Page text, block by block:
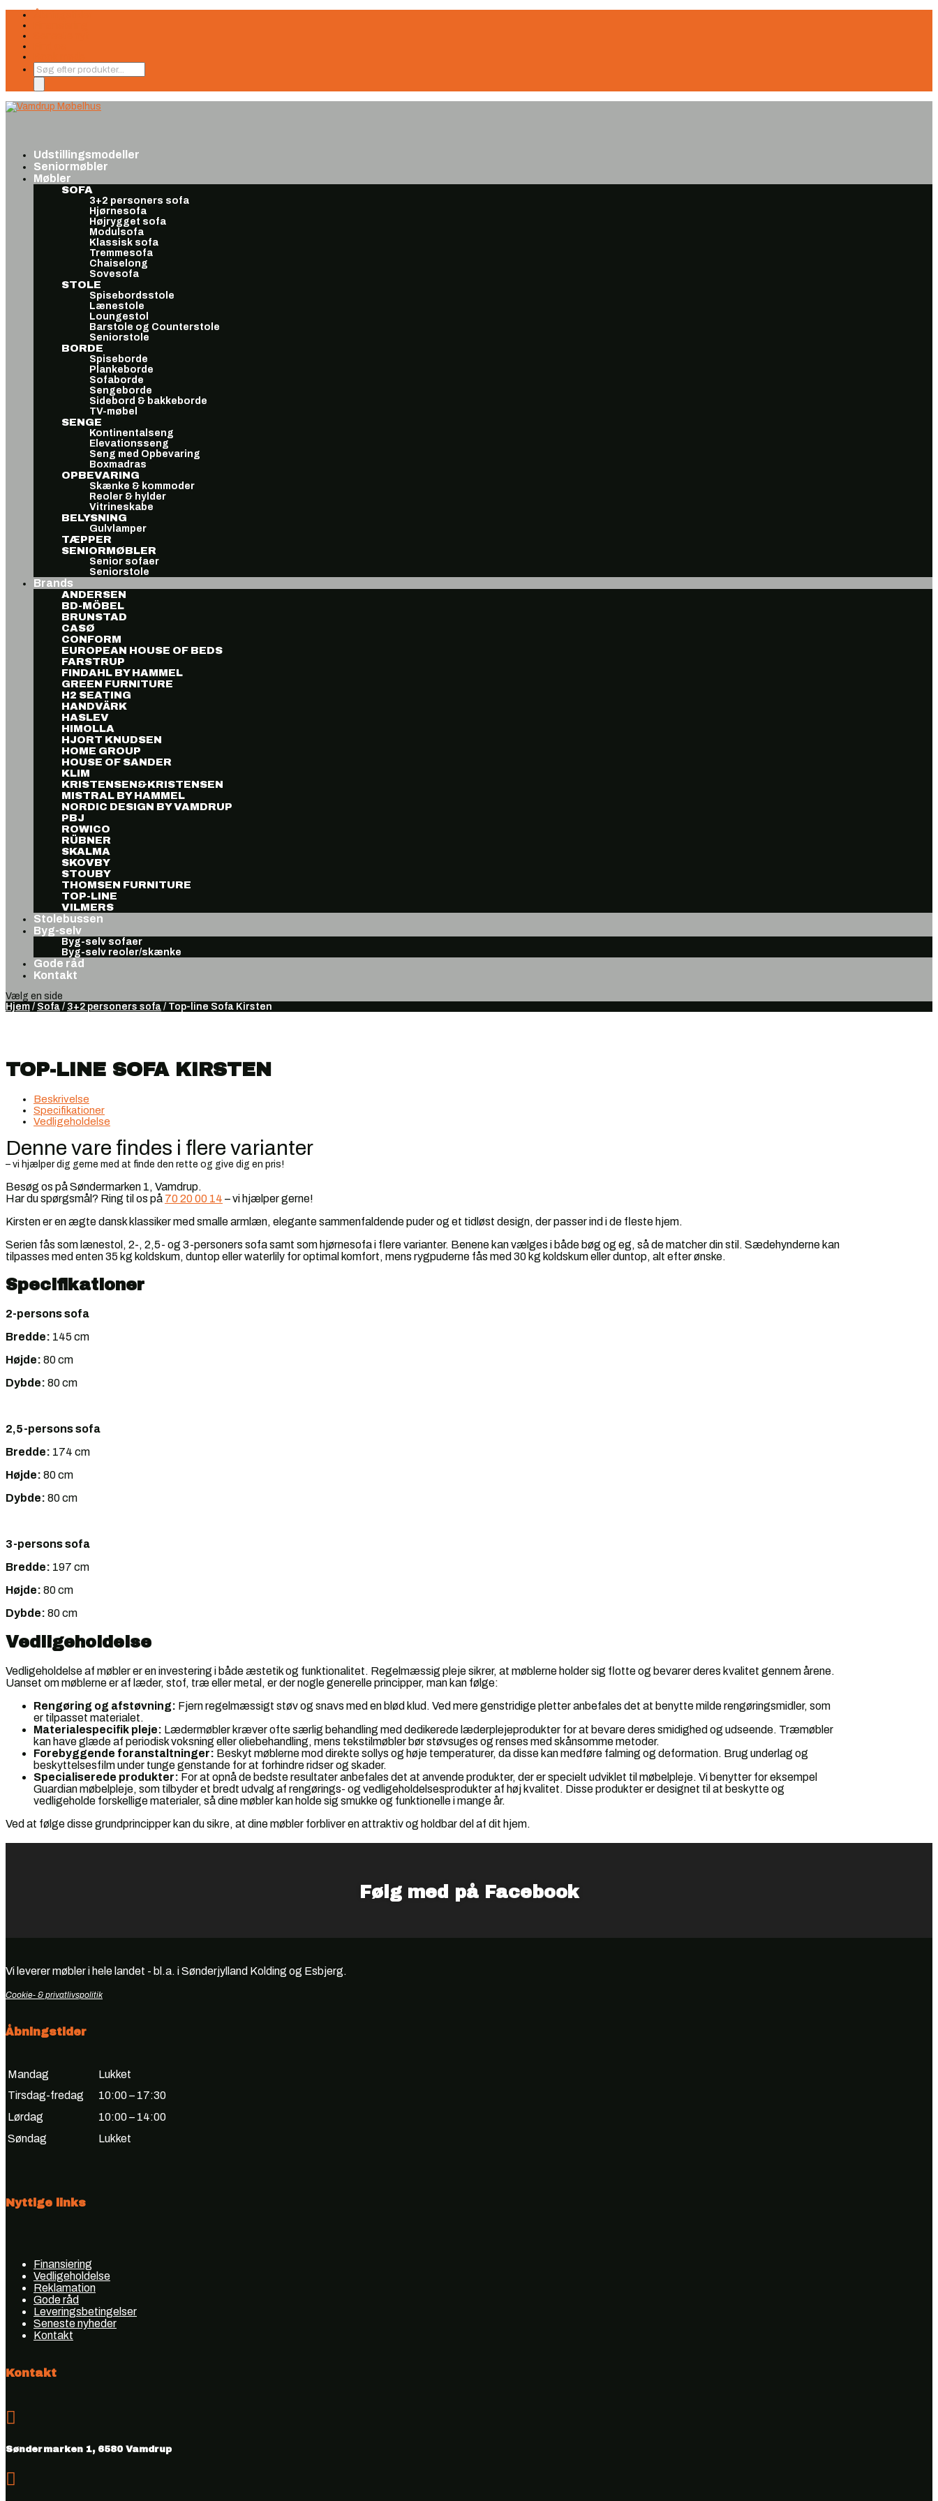
Products
search
Udstillingsmodeller
Seniormøbler
Møbler
SOFA
3+2 personers sofa
Hjørnesofa
Højrygget sofa
Modulsofa
Klassisk sofa
Tremmesofa
Chaiselong
Sovesofa
STOLE
Spisebordsstole
Lænestole
Loungestol
Barstole og Counterstole
Seniorstole
BORDE
Spiseborde
Plankeborde
Sofaborde
Sengeborde
Sidebord & bakkeborde
TV-møbel
SENGE
Kontinentalseng
Elevationsseng
Seng med Opbevaring
Boxmadras
OPBEVARING
Skænke & kommoder
Reoler & hylder
Vitrineskabe
BELYSNING
Gulvlamper
TÆPPER
SENIORMØBLER
Senior sofaer
Seniorstole
Brands
ANDERSEN
BD-MÖBEL
BRUNSTAD
CASØ
CONFORM
EUROPEAN HOUSE OF BEDS
FARSTRUP
FINDAHL BY HAMMEL
GREEN FURNITURE
H2 SEATING
HANDVÄRK
HASLEV
HIMOLLA
HJORT KNUDSEN
HOME GROUP
HOUSE OF SANDER
KLIM
KRISTENSEN&KRISTENSEN
MISTRAL BY HAMMEL
NORDIC DESIGN BY VAMDRUP
PBJ
ROWICO
RÜBNER
SKALMA
SKOVBY
STOUBY
THOMSEN FURNITURE
TOP-LINE
VILMERS
Stolebussen
Byg-selv
Byg-selv sofaer
Byg-selv reoler/skænke
Gode råd
Kontakt
Vælg en side
Hjem / Sofa / 3+2 personers sofa / Top-line Sofa Kirsten
TOP-LINE SOFA KIRSTEN
Beskrivelse
Specifikationer
Vedligeholdelse
Denne vare findes i flere varianter
– vi hjælper dig gerne med at finde den rette og give dig en pris!
Besøg os på Søndermarken 1, Vamdrup.
Har du spørgsmål? Ring til os på 70 20 00 14 – vi hjælper gerne!
Kirsten er en ægte dansk klassiker med smalle armlæn, elegante sammenfaldende puder og et tidløst design, der passer ind i de fleste hjem.
Serien fås som lænestol, 2-, 2,5- og 3-personers sofa samt som hjørnesofa i flere varianter. Benene kan vælges i både bøg og eg, så de matcher din stil. Sædehynderne kan
tilpasses med enten 35 kg koldskum, duntop eller waterlily for optimal komfort, mens rygpuderne fås med 30 kg koldskum eller duntop, alt efter ønske.
Specifikationer
2-persons sofa
Bredde: 145 cm
Højde: 80 cm
Dybde: 80 cm
2,5-persons sofa
Bredde: 174 cm
Højde: 80 cm
Dybde: 80 cm
3-persons sofa
Bredde: 197 cm
Højde: 80 cm
Dybde: 80 cm
Vedligeholdelse
Vedligeholdelse af møbler er en investering i både æstetik og funktionalitet. Regelmæssig pleje sikrer, at møblerne holder sig flotte og bevarer deres kvalitet gennem årene.
Uanset om møblerne er af læder, stof, træ eller metal, er der nogle generelle principper, man kan følge:
Rengøring og afstøvning: Fjern regelmæssigt støv og snavs med en blød klud. Ved mere genstridige pletter anbefales det at benytte milde rengøringsmidler, som
er tilpasset materialet.
Materialespecifik pleje: Lædermøbler kræver ofte særlig behandling med dedikerede læderplejeprodukter for at bevare deres smidighed og udseende. Træmøbler
kan have glæde af periodisk voksning eller oliebehandling, mens tekstilmøbler bør støvsuges og renses med skånsomme metoder.
Forebyggende foranstaltninger: Beskyt møblerne mod direkte sollys og høje temperaturer, da disse kan medføre falming og deformation. Brug underlag og
beskyttelsesfilm under tunge genstande for at forhindre ridser og skader.
Specialiserede produkter: For at opnå de bedste resultater anbefales det at anvende produkter, der er specielt udviklet til møbelpleje. Vi benytter for eksempel
Guardian møbelpleje, som tilbyder et bredt udvalg af rengørings- og vedligeholdelsesprodukter af høj kvalitet. Disse produkter er designet til at beskytte og
vedligeholde forskellige materialer, så dine møbler kan holde sig smukke og funktionelle i mange år.
Ved at følge disse grundprincipper kan du sikre, at dine møbler forbliver en attraktiv og holdbar del af dit hjem.
Følg med på Facebook
Vi leverer møbler i hele landet - bl.a. i Sønderjylland Kolding og Esbjerg.
Cookie- & privatlivspolitik
Åbningstider
Mandag
Lukket
Tirsdag-fredag
10:00 – 17:30
Lørdag
10:00 – 14:00
Søndag
Lukket
Nyttige links
Finansiering
Vedligeholdelse
Reklamation
Gode råd
Leveringsbetingelser
Seneste nyheder
Kontakt
Kontakt

Søndermarken 1, 6580 Vamdrup
